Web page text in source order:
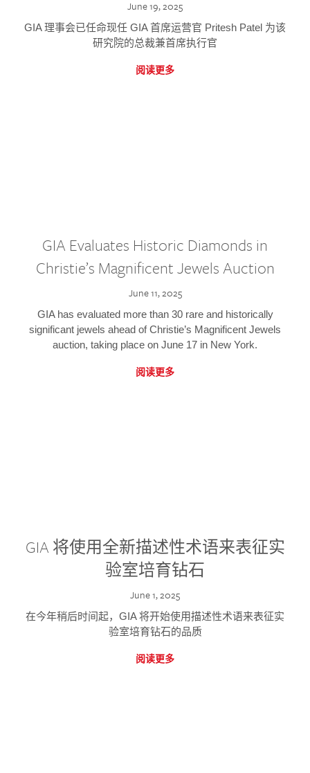
June 19, 2025
GIA 理事会已任命现任 GIA 首席运营官 Pritesh Patel 为该
研究院的总裁兼首席执行官
阅读更多
GIA Evaluates Historic Diamonds in
Christie’s Magnificent Jewels Auction
June 11, 2025
GIA has evaluated more than 30 rare and historically
significant jewels ahead of Christie’s Magnificent Jewels
auction, taking place on June 17 in New York.
阅读更多
GIA 将使用全新描述性术语来表征实
验室培育钻石
June 1, 2025
在今年稍后时间起，GIA 将开始使用描述性术语来表征实
验室培育钻石的品质
阅读更多